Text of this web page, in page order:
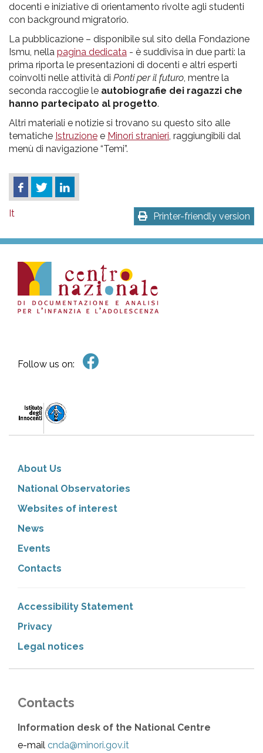
docenti e iniziative di orientamento rivolte agli studenti
con background migratorio.
La pubblicazione – disponibile sul sito della Fondazione
Ismu, nella pagina dedicata - è suddivisa in due parti: la
prima riporta le presentazioni di docenti e altri esperti
coinvolti nelle attività di Ponti per il futuro , mentre la
seconda raccoglie le autobiografie dei ragazzi che
hanno partecipato al progetto.
Altri materiali e notizie si trovano su questo sito alle
tematiche Istruzione e Minori stranieri , raggiungibili dal
menù di navigazione “Temi”.
Printer-friendly version
It
Follow us on:
About Us
National Observatories
Websites of interest
News
Events
Contacts
Accessibility Statement
Privacy
Legal notices
Contacts
Information desk of the National Centre
e-mail cnda@minori.gov.it